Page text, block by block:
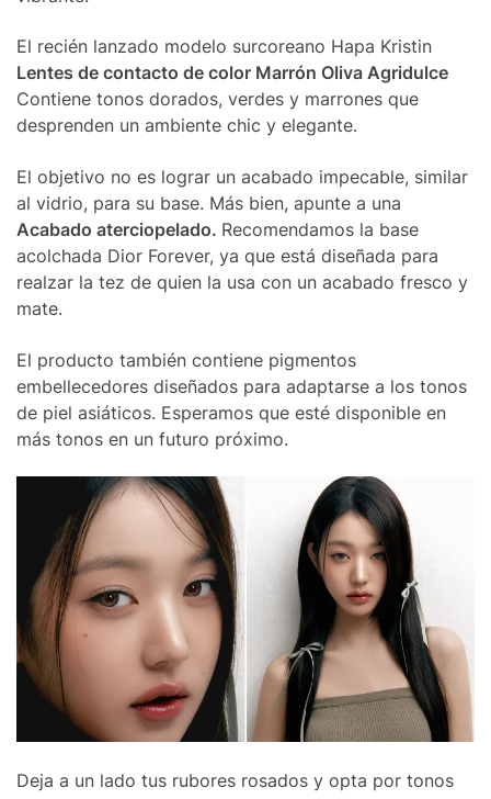
El recién lanzado modelo surcoreano Hapa Kristin
Lentes de contacto de color Marrón Oliva Agridulce
Contiene tonos dorados, verdes y marrones que
desprenden un ambiente chic y elegante.
El objetivo no es lograr un acabado impecable, similar
al vidrio, para su base. Más bien, apunte a una
Acabado aterciopelado. Recomendamos la base
acolchada Dior Forever, ya que está diseñada para
realzar la tez de quien la usa con un acabado fresco y
mate.
El producto también contiene pigmentos
embellecedores diseñados para adaptarse a los tonos
de piel asiáticos. Esperamos que esté disponible en
más tonos en un futuro próximo.
Deja a un lado tus rubores rosados ​​y opta por tonos